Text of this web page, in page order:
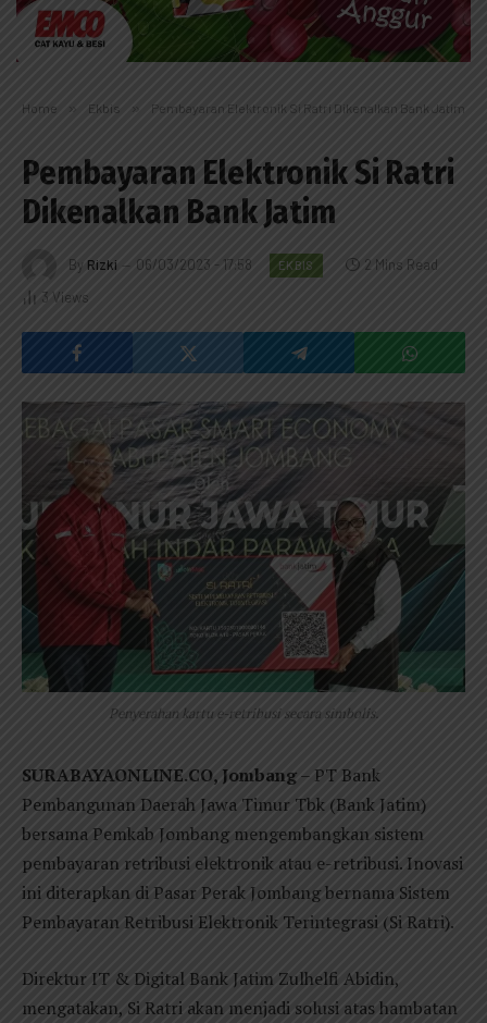
Home » Ekbis » Pembayaran Elektronik Si Ratri Dikenalkan Bank Jatim
Pembayaran Elektronik Si Ratri
Dikenalkan Bank Jatim
By Rizki 06/03/2023 - 17:58 EKBIS
2 Mins Read
3 Views
Penyerahan kartu e-retribusi secara simbolis.
SURABAYAONLINE.CO, Jombang– PT Bank
Pembangunan Daerah Jawa Timur Tbk (Bank Jatim)
bersama Pemkab Jombang mengembangkan sistem
pembayaran retribusi elektronik atau e-retribusi. Inovasi
ini diterapkan di Pasar Perak Jombang bernama Sistem
Pembayaran Retribusi Elektronik Terintegrasi (Si Ratri).
Direktur IT & Digital Bank Jatim Zulhelfi Abidin,
mengatakan, Si Ratri akan menjadi solusi atas hambatan